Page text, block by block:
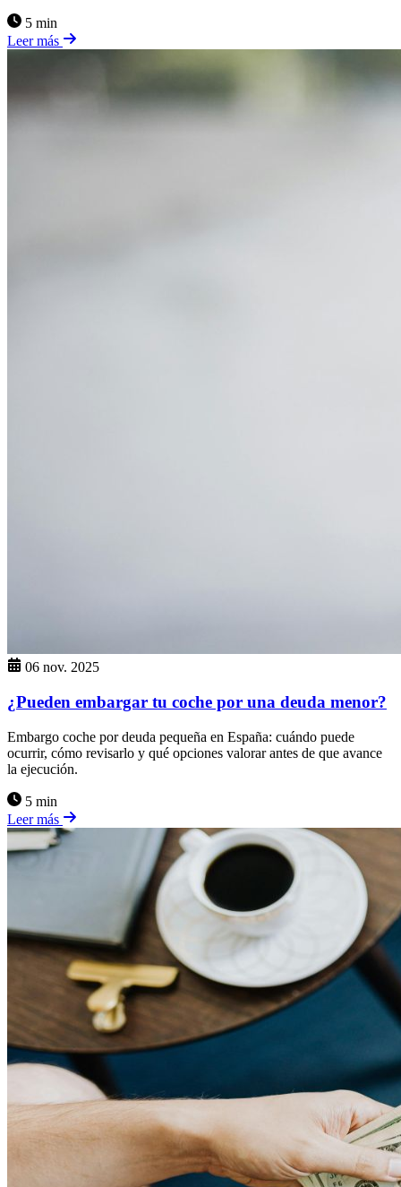
5 min
Leer más
06 nov. 2025
¿Pueden embargar tu coche por una deuda menor?
Embargo coche por deuda pequeña en España: cuándo puede
ocurrir, cómo revisarlo y qué opciones valorar antes de que avance
la ejecución.
5 min
Leer más